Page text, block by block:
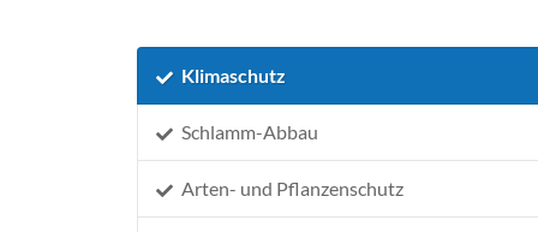
Klimaschutz
Schlamm-Abbau
Arten- und Pflanzenschutz